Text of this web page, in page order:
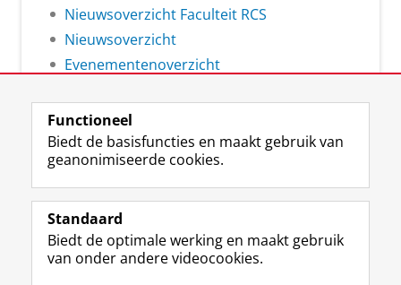
Nieuwsoverzicht Faculteit RCS
Nieuwsoverzicht
Evenementenoverzicht
Volg de RUG
F
a
e
b
L
i
k
e
R
S
-
f
I
n
t
Y
o
T
Studiekiezers
Functioneel
Biedt de basisfuncties en maakt gebruik van
geanonimiseerde cookies.
Standaard
Biedt de optimale werking en maakt gebruik
van onder andere videocookies.